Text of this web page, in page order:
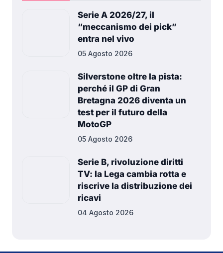
Serie A 2026/27, il
“meccanismo dei pick”
entra nel vivo
05 Agosto 2026
Silverstone oltre la pista:
perché il GP di Gran
Bretagna 2026 diventa un
test per il futuro della
MotoGP
05 Agosto 2026
Serie B, rivoluzione diritti
TV: la Lega cambia rotta e
riscrive la distribuzione dei
ricavi
04 Agosto 2026